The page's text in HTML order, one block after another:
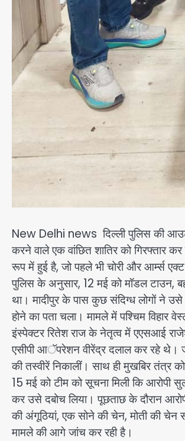
New Delhi news दिल्ली पुलिस की
करने वाले एक वांछित शातिर को गिरफ्तार
रूप में हुई है, जो पहले भी चोरी और आर्म्स
पुलिस के अनुसार, 12 मई को मॉडल टाउन,
था। मादीपुर के पास कुछ संदिग्ध लोगों ने
होने का पता चला। मामले में पश्चिम विहार
इंस्पेक्टर रितेश राज के नेतृत्व में एएसआई
एसीपी आॅपरेशन वीरेंद्र दलाल कर रहे थे।
की तस्वीरें निकालीं। साथ ही मुखबिर तंत्र
15 मई को टीम को सूचना मिली कि आरोपी
कर उसे दबोच लिया। पूछताछ के दौरान
की अंगूठियां, एक सोने की चेन, मोती की
मामले की आगे जांच कर रही है।